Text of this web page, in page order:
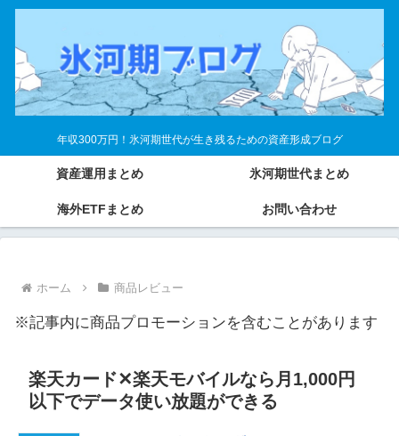
年収300万円！氷河期世代が生き残るための資産形成ブログ
資産運用まとめ 氷河期世代まとめ
海外ETFまとめ お問い合わせ
ホーム 商品レビュー
※記事内に商品プロモーションを含むことがあります
楽天カード✕楽天モバイルなら月1,000円
以下でデータ使い放題ができる